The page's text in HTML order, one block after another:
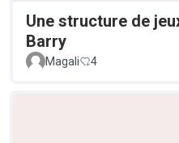
Une structure de
Barry
Magali 4